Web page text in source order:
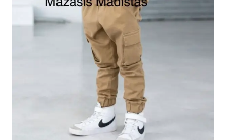
(dydžiai: